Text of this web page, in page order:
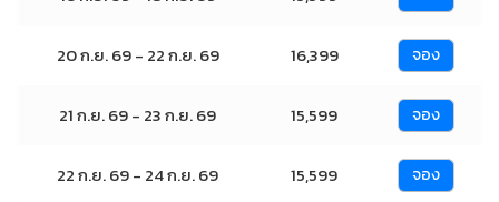
20 ก.ย. 69 - 22 ก.ย. 69 16,399 จอง
21 ก.ย. 69 - 23 ก.ย. 69 15,599 จอง
22 ก.ย. 69 - 24 ก.ย. 69 15,599 จอง